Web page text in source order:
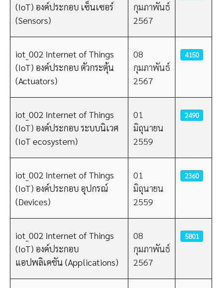
(IoT) องค์ประกอบ เซ็นเซอร์
(Sensors)
กุมภาพันธ์
2567
iot_002 Internet of Things
(IoT) องค์ประกอบ ตัวกระตุ้น
(Actuators)
08
กุมภาพันธ์
2567
4150
iot_002 Internet of Things
(IoT) องค์ประกอบ ระบบนิเวศ
(IoT ecosystem)
01
มิถุนายน
2559
2490
iot_002 Internet of Things
(IoT) องค์ประกอบ อุปกรณ์
(Devices)
01
มิถุนายน
2559
2360
iot_002 Internet of Things
(IoT) องค์ประกอบ
แอปพลิเคชัน (Applications)
08
กุมภาพันธ์
2567
5801